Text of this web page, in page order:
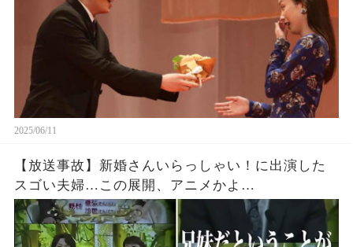
2025/06/11
【放送事故】新婚さんいらっしゃい！に出演した
スゴい夫婦…この展開、アニメかよ…